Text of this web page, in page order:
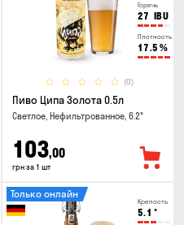
Горечь
27 IBU
Плотность
17.5 %
(0)
Пиво Ципа Золота 0.5л
Светлое, Нефильтрованное, 6.2°
103,00
грн за 1 шт
Крепость
5.1 °
Только онлайн